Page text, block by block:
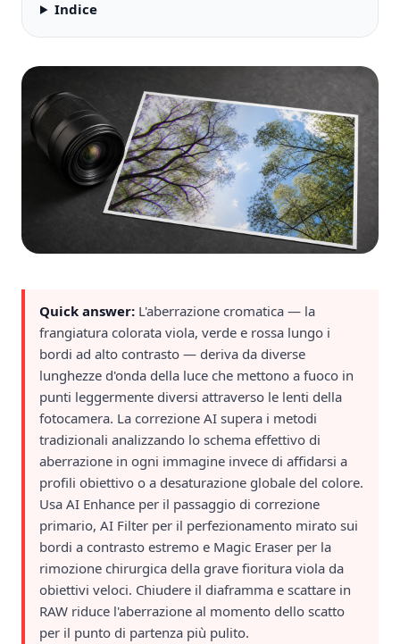
Indice
Quick answer: L'aberrazione cromatica — la
frangiatura colorata viola, verde e rossa lungo i
bordi ad alto contrasto — deriva da diverse
lunghezze d'onda della luce che mettono a fuoco in
punti leggermente diversi attraverso le lenti della
fotocamera. La correzione AI supera i metodi
tradizionali analizzando lo schema effettivo di
aberrazione in ogni immagine invece di affidarsi a
profili obiettivo o a desaturazione globale del colore.
Usa AI Enhance per il passaggio di correzione
primario, AI Filter per il perfezionamento mirato sui
bordi a contrasto estremo e Magic Eraser per la
rimozione chirurgica della grave fioritura viola da
obiettivi veloci. Chiudere il diaframma e scattare in
RAW riduce l'aberrazione al momento dello scatto
per il punto di partenza più pulito.